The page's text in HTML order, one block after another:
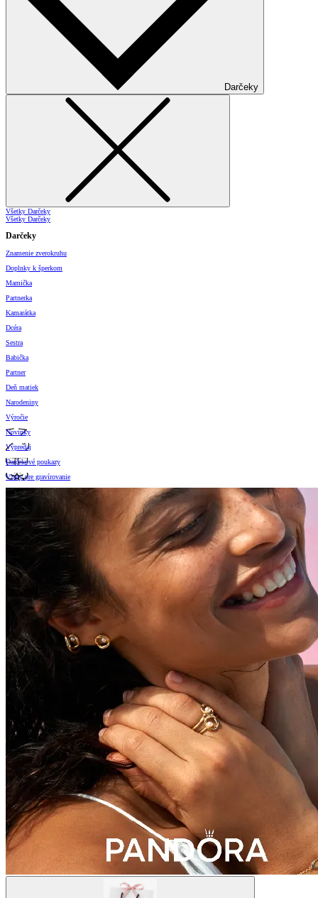
Darčeky
Všetky Darčeky
Všetky Darčeky
Darčeky
Znamenie zverokruhu
Doplnky k šperkom
Mamička
Partnerka
Kamarátka
Dcéra
Sestra
Babička
Partner
Deň matiek
Narodeniny
Výročie
Novinky
Výpredaj
Darčekové poukazy
Vzory pre gravírovanie